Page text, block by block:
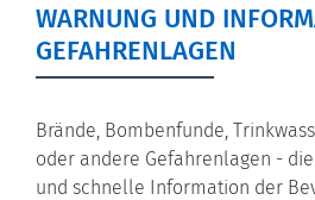
WARNUNG UND
GEFAHRENLAGEN
Brände, Bombenfunde,
oder andere Gefahrenlagen -
und schnelle Information der